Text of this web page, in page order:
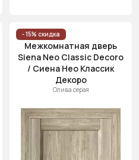
- 15% скидка
Межкомнатная дверь
Siena Neo Classic Decoro
/ Сиена Нео Классик
Декоро
Олива серая